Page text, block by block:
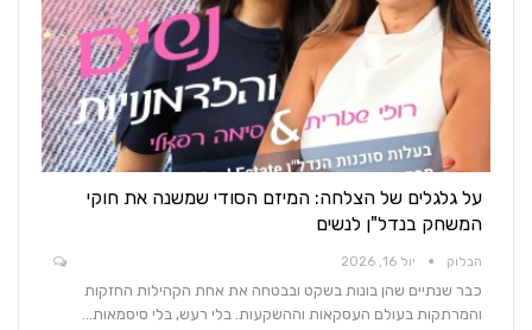
על גלגלים של הצלחה: המיזם הסודי שמשנה את חוקי
המשחק בנדל"ן לנשים
הבלוק יול 16, 2026
כבר שנתיים שהן בונות בשקט ובבטחה את אחת הקהילות החזקות
והמרתקות בעולם העסקאות וההשקעות. בלי רעש, בלי סיסמאות…